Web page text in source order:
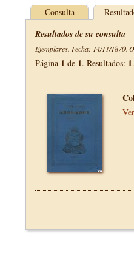
Consulta
Resultados de su consulta
Ejemplares. Fecha: 14/11/1870.
Página 1 de 1. Resultados: 1